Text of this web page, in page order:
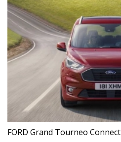
FORD Grand Tourneo Connect